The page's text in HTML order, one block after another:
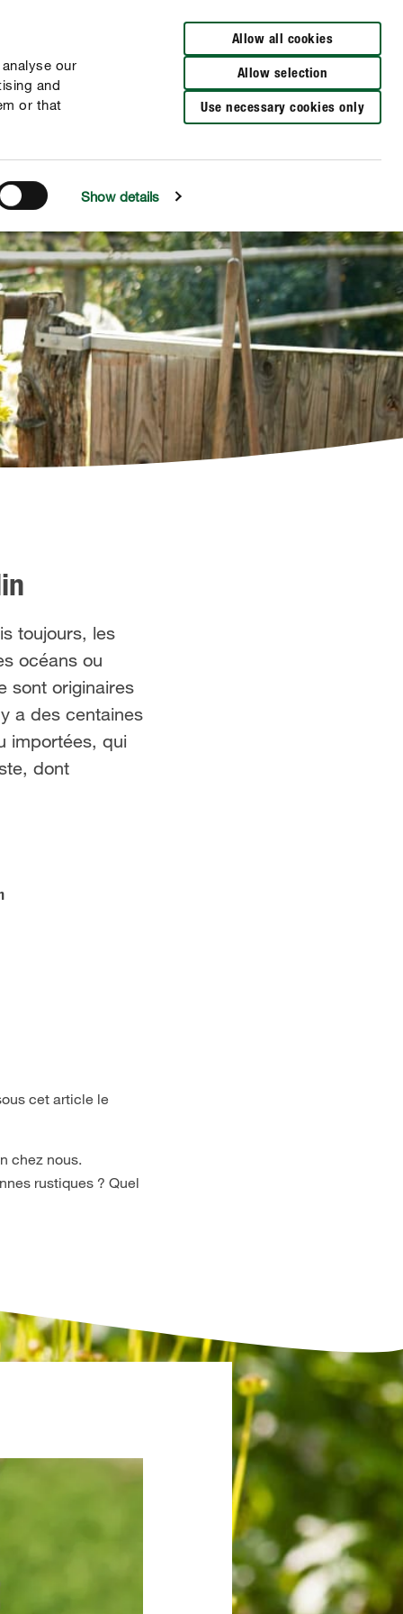
our
and
or that
Show details
Allow all cookies
Allow selection
Use necessary cookies only
Distributeurs à proximité
toujours, les
océans ou
sont originaires
a des centaines
importées, qui
dont
cet article le
chez nous.
rustiques ? Quel